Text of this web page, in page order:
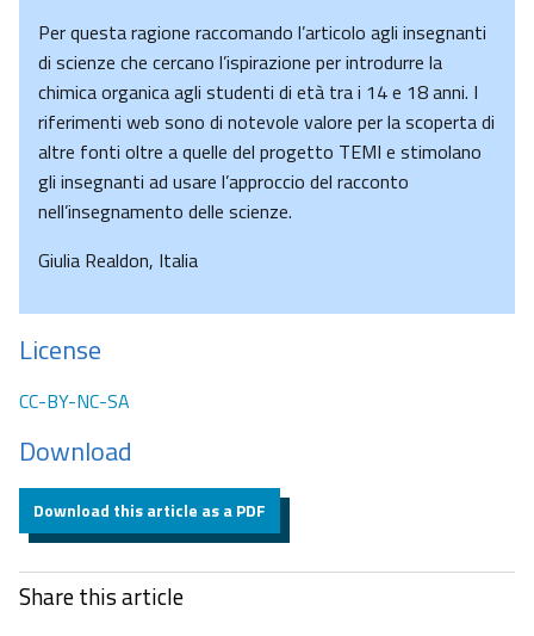
Per questa ragione raccomando l’articolo agli insegnanti
di scienze che cercano l’ispirazione per introdurre la
chimica organica agli studenti di età tra i 14 e 18 anni. I
riferimenti web sono di notevole valore per la scoperta di
altre fonti oltre a quelle del progetto TEMI e stimolano
gli insegnanti ad usare l’approccio del racconto
nell’insegnamento delle scienze.
Giulia Realdon, Italia
License
CC-BY-NC-SA
Download
Download this article as a PDF
Share this article